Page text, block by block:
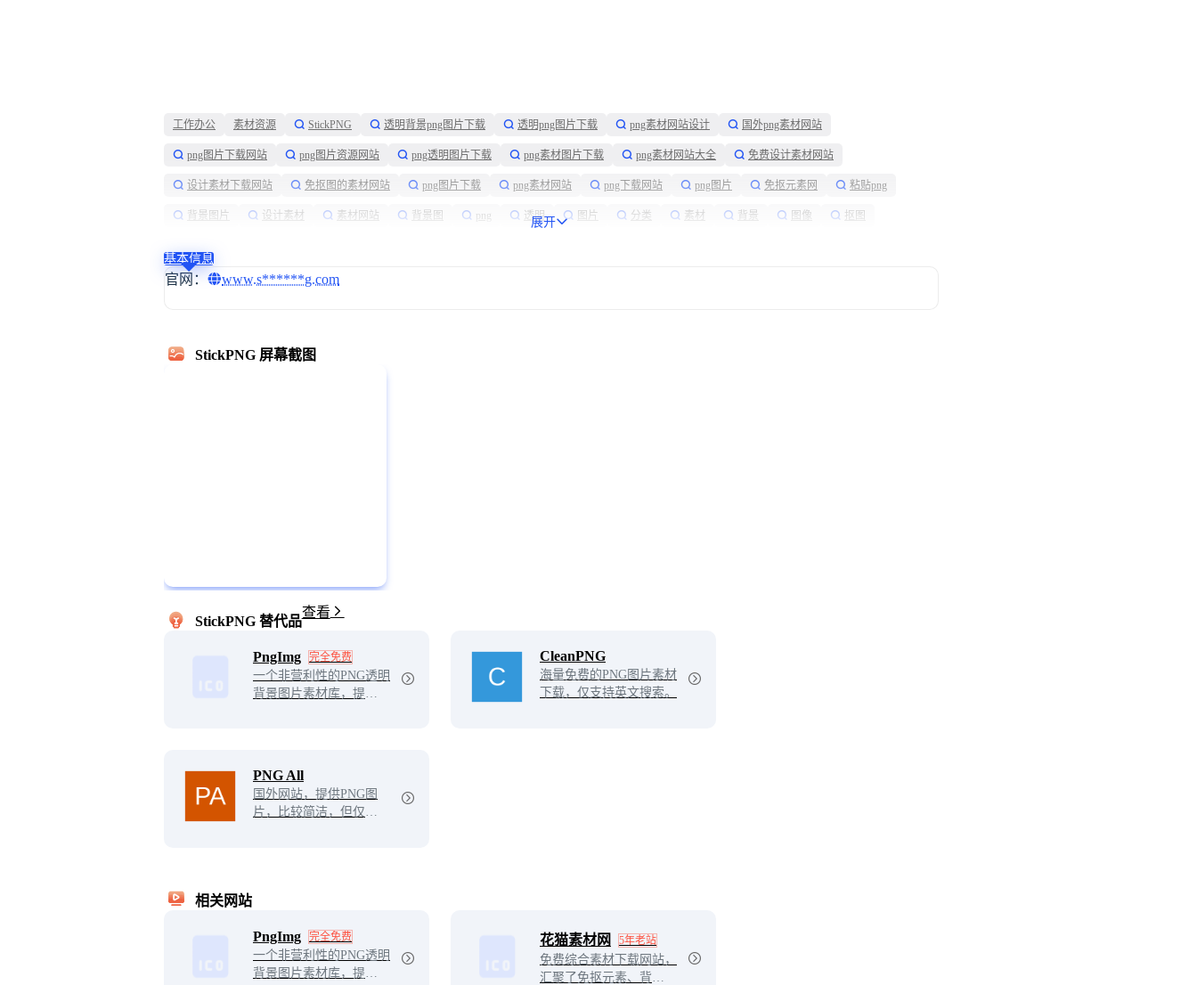
工作办公 素材资源 StickPNG 透明背景png图片下载 透明png图片下载 png素材网站设计 国外png素材网站
png图片下载网站 png图片资源网站 png透明图片下载 png素材图片下载 png素材网站大全 免费设计素材网站
设计素材下载网站 免抠图的素材网站 png图片下载 png素材网站 png下载网站 png图片 免抠元素网 粘贴png
背景图片 设计素材 素材网站 背景图 png 透明 图片 分类 素材 背景 图像 抠图
展开
基本信息
官网： www.s******g.com
StickPNG 屏幕截图
StickPNG 替代品
查看
PngImg 完全免费
一个非营利性的PNG透明
背景图片素材库，提供了
费下载使用！
CleanPNG
海量免费的PNG图片素材
下载，仅支持英文搜索。
PNG All
国外网站，提供PNG图
片，比较简洁，但仅支持
相关网站
PngImg 完全免费
一个非营利性的PNG透明
背景图片素材库，提供了
花猫素材网 5年老站
免费综合素材下载网站，
汇聚了免抠元素、背景素